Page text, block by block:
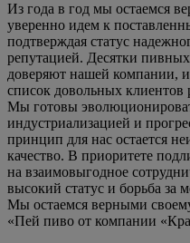
Из года в год мы остаемся
уверенно идем к
подтверждая статус
репутацией. Десятки
доверяют нашей компании, и
список довольных клиентов
Мы готовы
индустриализацией и
принцип для нас остается
качество. В приоритете
на взаимовыгодное
высокий статус и борьба за
Мы остаемся верными
«Пей пиво от компании